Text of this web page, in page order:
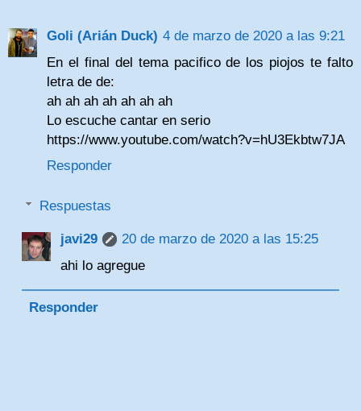
Goli (Arián Duck) 4 de marzo de 2020 a las 9:21
En el final del tema pacifico de los piojos te falto
letra de de:
ah ah ah ah ah ah ah
Lo escuche cantar en serio
https://www.youtube.com/watch?v=hU3Ekbtw7JA
Responder
Respuestas
javi29
20 de marzo de 2020 a las 15:25
ahi lo agregue
Responder